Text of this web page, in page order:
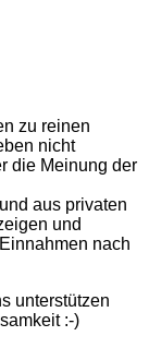
zu reinen
nicht
die Meinung der
aus privaten
und
nach
unterstützen
:-)